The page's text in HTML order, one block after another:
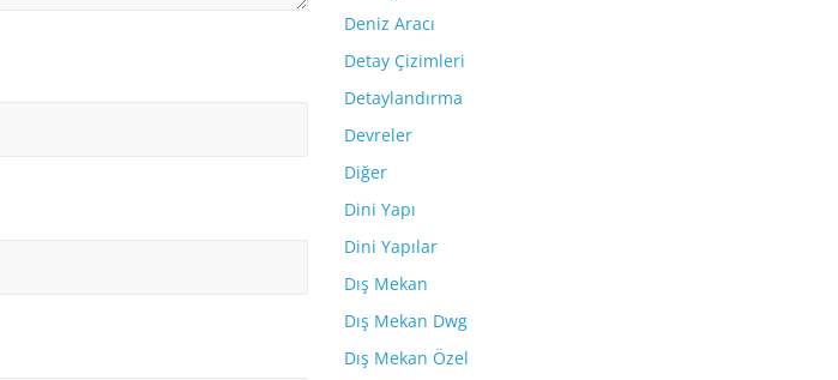
Deniz Aracı
Detay Çizimleri
Detaylandırma
Devreler
Diğer
Dini Yapı
Dini Yapılar
Dış Mekan
Dış Mekan Dwg
Dış Mekan Özel